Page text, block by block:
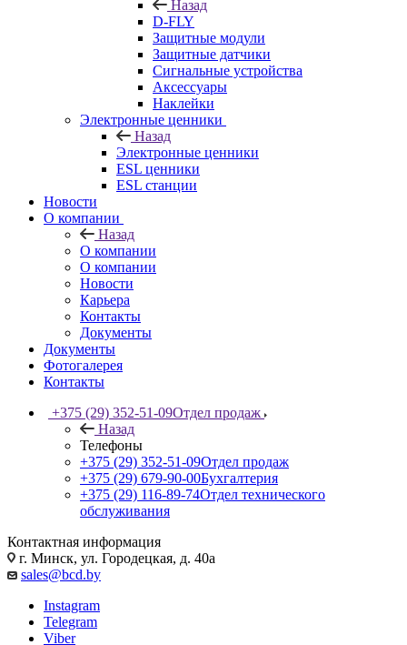
Назад
D-FLY
Защитные модули
Защитные датчики
Сигнальные устройства
Аксессуары
Наклейки
Электронные ценники
Назад
Электронные ценники
ESL ценники
ESL станции
Новости
О компании
Назад
О компании
О компании
Новости
Карьера
Контакты
Документы
Документы
Фотогалерея
Контакты
+375 (29) 352-51-09Отдел продаж
Назад
Телефоны
+375 (29) 352-51-09Отдел продаж
+375 (29) 679-90-00Бухгалтерия
+375 (29) 116-89-74Отдел технического
обслуживания
Контактная информация
г. Минск, ул. Городецкая, д. 40а
sales@bcd.by
Instagram
Telegram
Viber